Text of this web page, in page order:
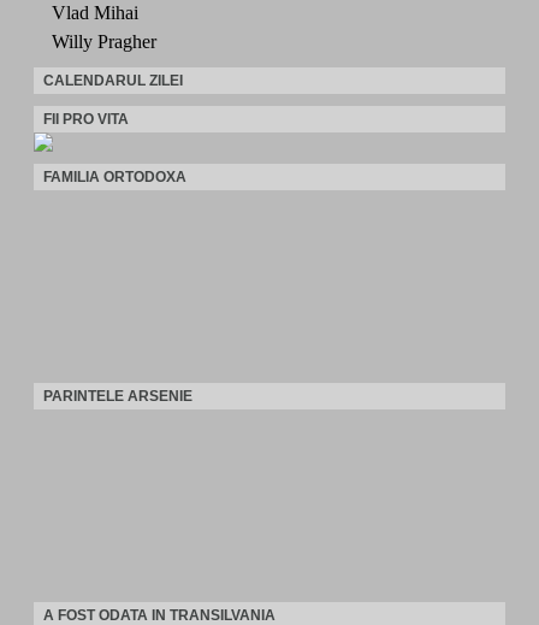
Vlad Mihai
Willy Pragher
CALENDARUL ZILEI
FII PRO VITA
FAMILIA ORTODOXA
PARINTELE ARSENIE
A FOST ODATA IN TRANSILVANIA